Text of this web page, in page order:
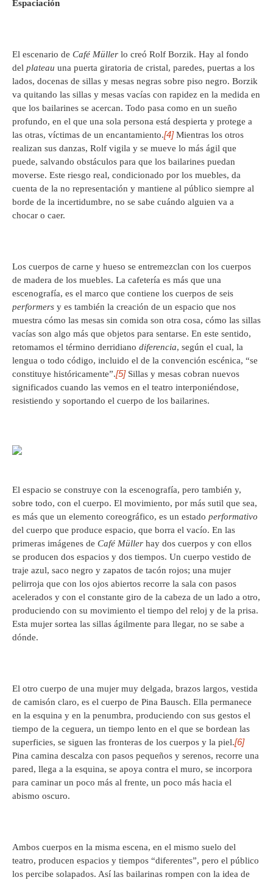
Espaciación
El escenario de Café Müller lo creó Rolf Borzik. Hay al fondo
del plateau una puerta giratoria de cristal, paredes, puertas a los
lados, docenas de sillas y mesas negras sobre piso negro. Borzik
va quitando las sillas y mesas vacías con rapidez en la medida en
que los bailarines se acercan. Todo pasa como en un sueño
profundo, en el que una sola persona está despierta y protege a
las otras, víctimas de un encantamiento.[4]Mientras los otros
realizan sus danzas, Rolf vigila y se mueve lo más ágil que
puede, salvando obstáculos para que los bailarines puedan
moverse. Este riesgo real, condicionado por los muebles, da
cuenta de la no representación y mantiene al público siempre al
borde de la incertidumbre, no se sabe cuándo alguien va a
chocar o caer.
Los cuerpos de carne y hueso se entremezclan con los cuerpos
de madera de los muebles. La cafetería es más que una
escenografía, es el marco que contiene los cuerpos de seis
performers y es también la creación de un espacio que nos
muestra cómo las mesas sin comida son otra cosa, cómo las sillas
vacías son algo más que objetos para sentarse. En este sentido,
retomamos el término derridiano diferencia, según el cual, la
lengua o todo código, incluido el de la convención escénica, “se
constituye históricamente”.[5]Sillas y mesas cobran nuevos
significados cuando las vemos en el teatro interponiéndose,
resistiendo y soportando el cuerpo de los bailarines.
El espacio se construye con la escenografía, pero también y,
sobre todo, con el cuerpo. El movimiento, por más sutil que sea,
es más que un elemento coreográfico, es un estado performativo
del cuerpo que produce espacio, que borra el vacío. En las
primeras imágenes de Café Müller hay dos cuerpos y con ellos
se producen dos espacios y dos tiempos. Un cuerpo vestido de
traje azul, saco negro y zapatos de tacón rojos; una mujer
pelirroja que con los ojos abiertos recorre la sala con pasos
acelerados y con el constante giro de la cabeza de un lado a otro,
produciendo con su movimiento el tiempo del reloj y de la prisa.
Esta mujer sortea las sillas ágilmente para llegar, no se sabe a
dónde.
El otro cuerpo de una mujer muy delgada, brazos largos, vestida
de camisón claro, es el cuerpo de Pina Bausch. Ella permanece
en la esquina y en la penumbra, produciendo con sus gestos el
tiempo de la ceguera, un tiempo lento en el que se bordean las
superficies, se siguen las fronteras de los cuerpos y la piel.[6]
Pina camina descalza con pasos pequeños y serenos, recorre una
pared, llega a la esquina, se apoya contra el muro, se incorpora
para caminar un poco más al frente, un poco más hacia el
abismo oscuro.
Ambos cuerpos en la misma escena, en el mismo suelo del
teatro, producen espacios y tiempos “diferentes”, pero el público
los percibe solapados. Así las bailarinas rompen con la idea de